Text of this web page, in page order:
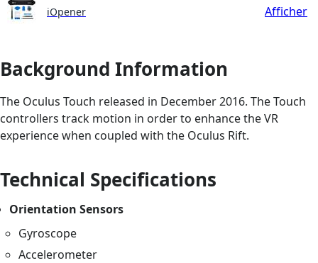
iOpener Afficher
Background Information
The Oculus Touch released in December 2016. The Touch
controllers track motion in order to enhance the VR
experience when coupled with the Oculus Rift.
Technical Specifications
Orientation Sensors
Gyroscope
Accelerometer